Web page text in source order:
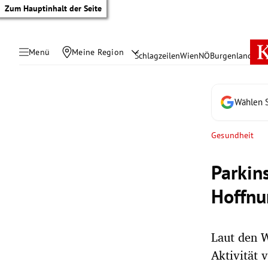
Zum Hauptinhalt der Seite
Menü Meine Region SchlagzeilenWienNÖBurgenland
Wählen
Gesundheit
Laut den
Aktivität